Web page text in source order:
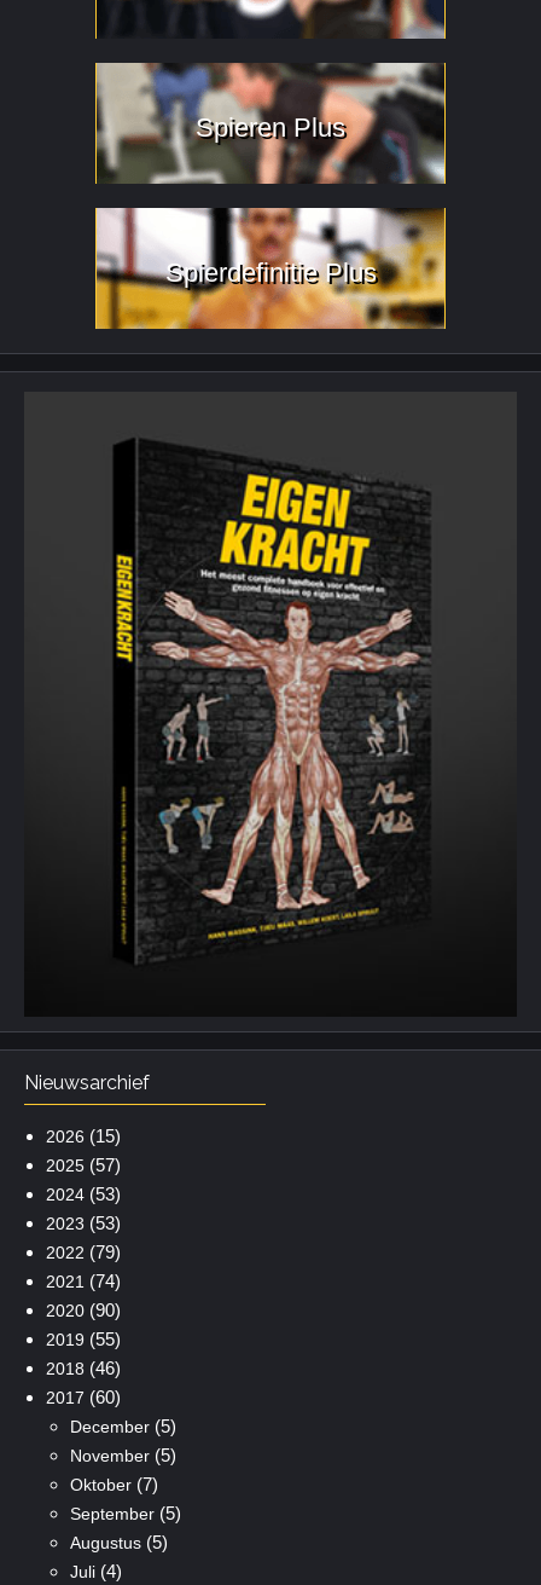
Spieren Plus
Spierdefinitie Plus
Nieuwsarchief
2026 (15)
2025(57)
2024(53)
2023 (53)
2022 (79)
2021 (74)
2020(90)
2019 (55)
2018 (46)
2017 (60)
December(5)
November(5)
Oktober(7)
September(5)
Augustus(5)
Juli(4)